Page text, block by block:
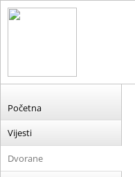
Početna
Vijesti
Dvorane